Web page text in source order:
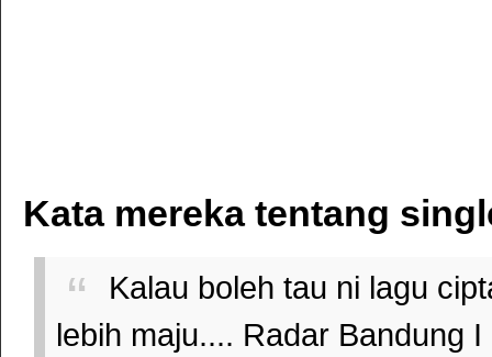
Kata mereka tentang
Kalau boleh tau ni lagu
lebih maju.... Radar Bandung I